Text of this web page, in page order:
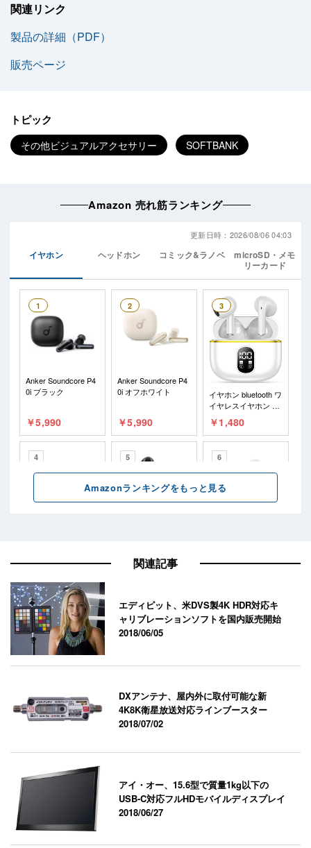
関連リンク
製品の詳細（PDF）
販売ページ
トピック
その他ビジュアルアクセサリー SOFTBANK
関連記事
エディピット、米DVS製4K HDR対応キ
ャリブレーションソフトを国内販売開始
2018/06/05
DXアンテナ、屋内外に取付可能な新
4K8K衛星放送対応ラインブースター
2018/07/02
アイ・オー、15.6型で質量1kg以下の
USB-C対応フルHDモバイルディスプレイ
2018/06/27